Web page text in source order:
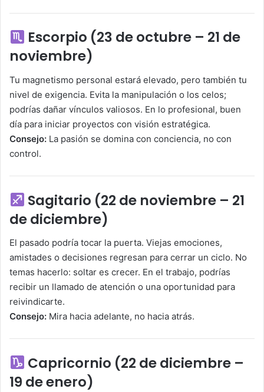
Escorpio (23 de octubre – 21 de
noviembre)
Tu magnetismo personal estará elevado, pero también tu
nivel de exigencia. Evita la manipulación o los celos;
podrías dañar vínculos valiosos. En lo profesional, buen
día para iniciar proyectos con visión estratégica.
Consejo: La pasión se domina con conciencia, no con
control.
Sagitario (22 de noviembre – 21
de diciembre)
El pasado podría tocar la puerta. Viejas emociones,
amistades o decisiones regresan para cerrar un ciclo. No
temas hacerlo: soltar es crecer. En el trabajo, podrías
recibir un llamado de atención o una oportunidad para
reivindicarte.
Consejo: Mira hacia adelante, no hacia atrás.
Capricornio (22 de diciembre –
19 de enero)